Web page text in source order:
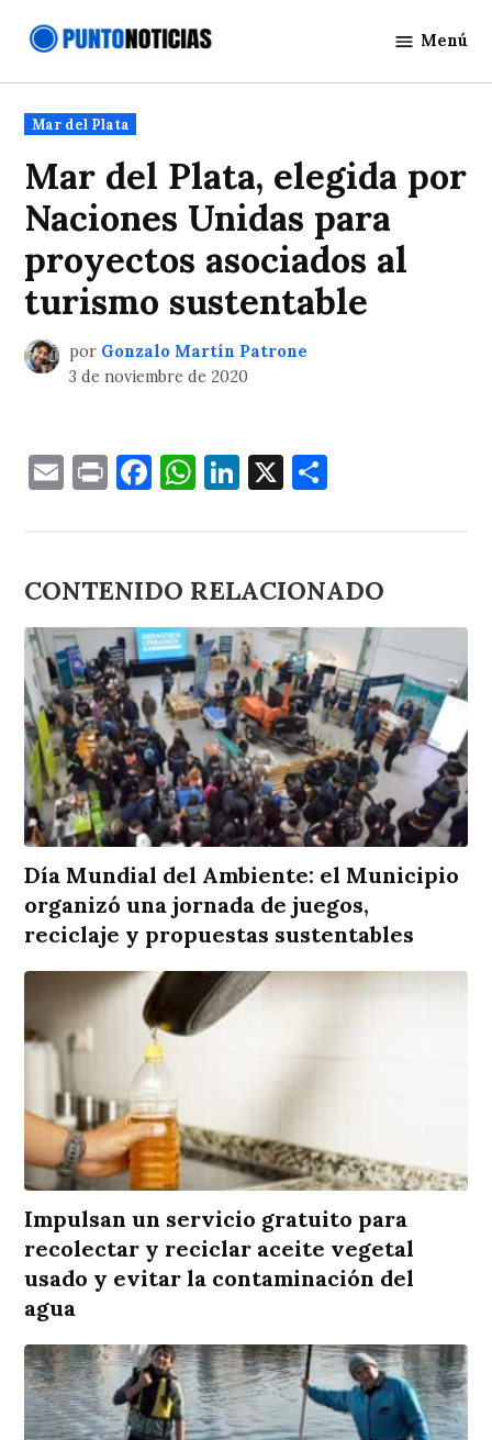
Noticias
Menú
Publicado
en
Mar del Plata
Mar del Plata, elegida por
Naciones Unidas para
proyectos asociados al
turismo sustentable
por Gonzalo Martín Patrone
3 de noviembre de 2020
EmailPrintFacebook
WhatsApp
LinkedIn
X
CONTENIDO RELACIONADO
Día Mundial del Ambiente: el Municipio
organizó una jornada de juegos,
reciclaje y propuestas sustentables
Impulsan un servicio gratuito para
recolectar y reciclar aceite vegetal
usado y evitar la contaminación del
agua